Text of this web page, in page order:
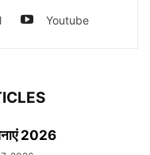
Youtube
2026